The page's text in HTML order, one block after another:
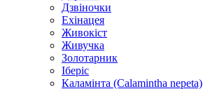
Дзвіночки
Ехінацея
Живокіст
Живучка
Золотарник
Іберіс
Каламінта (Calamintha nepeta)